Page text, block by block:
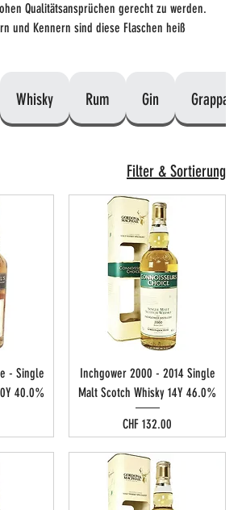
Qualitätsansprüchen gerecht zu werden.
und Kennern sind diese Flaschen heiß
Whisky Rum Gin Grappa
Filter & Sortierung
- Single
40.0%
Inchgower 2000 - 2014 Single
Malt Scotch Whisky 14Y 46.0%
Preis
CHF 132.00